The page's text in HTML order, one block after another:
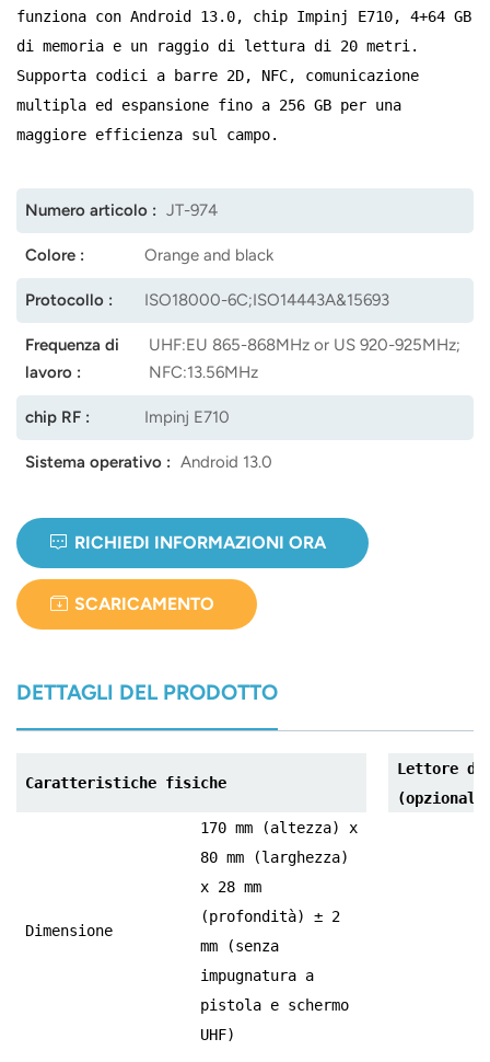
norsk
magyar
funziona con Android 13.0, chip Impinj E710, 4+64 GB
di memoria e un raggio di lettura di 20 metri.
Supporta codici a barre 2D, NFC, comunicazione
multipla ed espansione fino a 256 GB per una
maggiore efficienza sul campo.
Numero articolo : JT-974
Colore : Orange and black
Protocollo : ISO18000-6C;ISO14443A&15693
Frequenza di
lavoro :
UHF:EU 865-868MHz or US 920-925MHz;
NFC:13.56MHz
chip RF : Impinj E710
Sistema operativo : Android 13.0
RICHIEDI INFORMAZIONI ORA
SCARICAMENTO
DETTAGLI DEL PRODOTTO
Caratteristiche fisiche
Lettore di
Dimensione
170 mm (altezza) x
80 mm (larghezza)
x 28 mm
(profondità) ± 2
mm (senza
impugnatura a
pistola e schermo
UHF)